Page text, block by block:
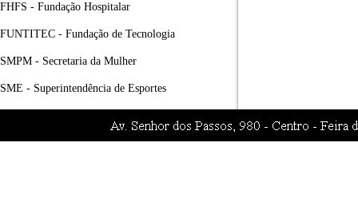
FHFS - Fundação Hospitalar
FUNTITEC - Fundação de Tecnologia
SMPM - Secretaria da Mulher
SME - Superintendência de Esportes